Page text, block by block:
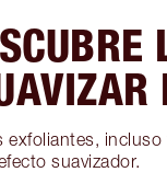
exfoliantes, incluso
suavizador.